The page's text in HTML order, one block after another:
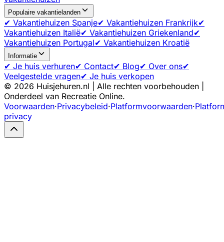
Populaire vakantielanden
✔ Vakantiehuizen Spanje✔ Vakantiehuizen Frankrijk✔
Vakantiehuizen Italië✔ Vakantiehuizen Griekenland✔
Vakantiehuizen Portugal✔ Vakantiehuizen Kroatië
Informatie
✔ Je huis verhuren✔ Contact✔ Blog✔ Over ons✔
Veelgestelde vragen✔ Je huis verkopen
© 2026 Huisjehuren.nl | Alle rechten voorbehouden |
Onderdeel van Recreatie Online.
Voorwaarden·Privacybeleid·Platformvoorwaarden·
privacy